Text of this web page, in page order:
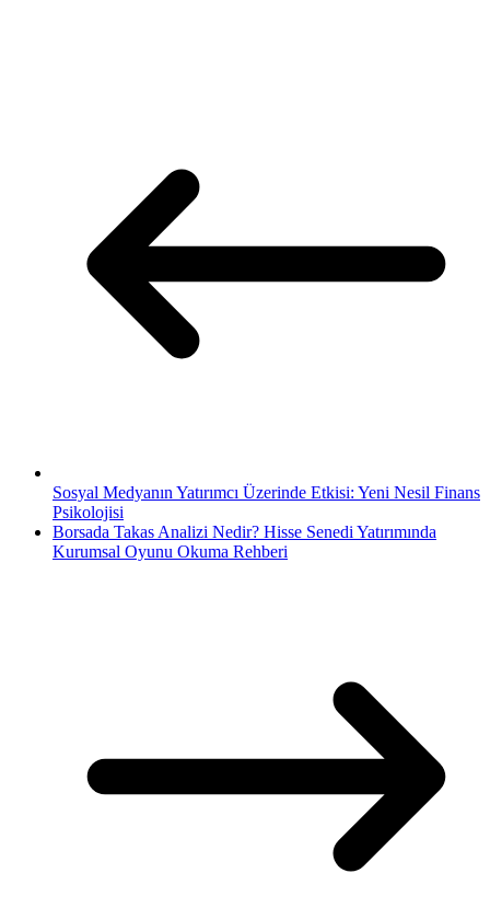
Sosyal Medyanın Yatırımcı Üzerinde Etkisi: Yeni Nesil Finans
Psikolojisi
Borsada Takas Analizi Nedir? Hisse Senedi Yatırımında
Kurumsal Oyunu Okuma Rehberi